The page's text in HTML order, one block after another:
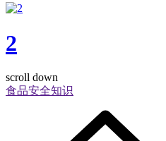
2
scroll down
食品安全知识